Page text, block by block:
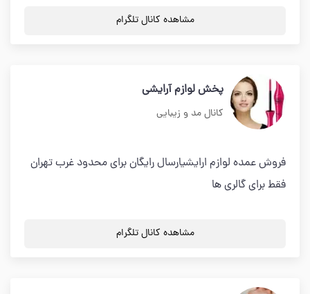
مشاهده کانال تلگرام
پخش لوازم آرایشی
کانال مد و زیبایی
فروش عمده لوازم ارایشیارسال رایگان برای محدود غرب تهران
فقط برای گالری ها
مشاهده کانال تلگرام